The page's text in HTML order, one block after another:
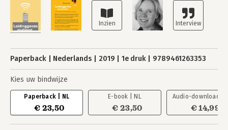
Paperback Nederlands 2019 1e druk 9789461263353
Kies uw bindwijze
Paperback | NL
€ 23,50
E-book | NL
€ 23,50
Audio-download |
€ 14,99